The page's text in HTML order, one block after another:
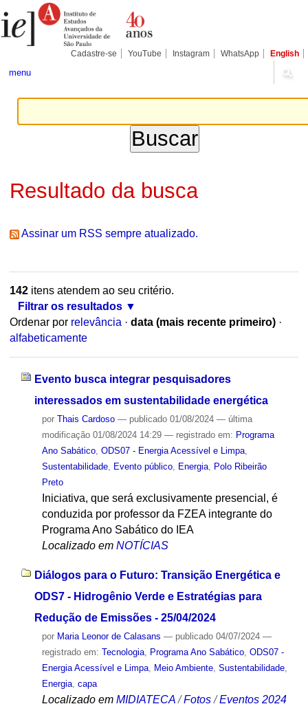
para
conteúdo.
Pessoais
Cadastre-se YouTube Instagram WhatsApp English
menu
Resultado da busca
Assinar um RSS sempre atualizado.
142itens atendem ao seu critério.
Filtrar os resultados
Ordenar por relevância · data (mais recente primeiro) ·
alfabeticamente
Evento busca integrar pesquisadores
interessados em sustentabilidade energética
por Thais Cardoso — publicado01/08/2024 — última
modificação01/08/2024 14:29 — registrado em: Programa
Ano Sabático, ODS07 - Energia Acessível e Limpa,
Sustentabilidade, Evento público, Energia,
Polo Ribeirão
Preto
Iniciativa, que será exclusivamente presencial, é
conduzida por professor da FZEA integrante do
Programa Ano Sabático do IEA
Localizado em NOTÍCIAS
Diálogos para o Futuro: Transição Energética e
ODS7 - Hidrogênio Verde e Estratégias para
Redução de Emissões - 25/04/2024
por Maria Leonor de Calasans — publicado04/07/2024 —
registrado em: Tecnologia, Programa Ano Sabático, ODS07 -
Energia Acessível e Limpa, Meio Ambiente, Sustentabilidade,
Energia, capa
Localizado em MIDIATECA /Fotos /Eventos 2024